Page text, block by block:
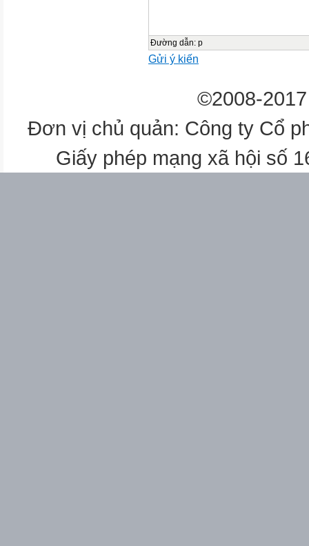
Đường dẫn: p
Gửi ý kiến
©2008-
Đơn vị chủ quản: Công ty Cổ
Giấy phép mạng xã hội số